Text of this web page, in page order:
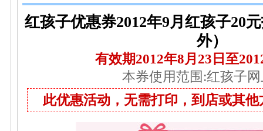
红孩子优惠券2012年9月红孩子20
外）
有效期2012年8月23日至
本券使用范围:红孩子
此优惠活动，无需打印，到店或其